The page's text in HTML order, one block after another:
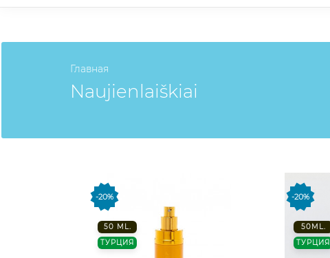
Главная
Naujienlaiškiai
-20%
50 ML.
ТУРЦИЯ
-20%
50ML.
ТУРЦИЯ